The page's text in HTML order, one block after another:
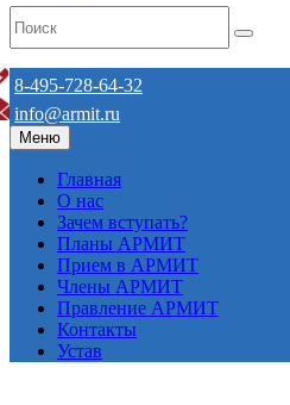
8-495-728-64-32
info@armit.ru
Меню
Главная
О нас
Зачем вступать?
Планы АРМИТ
Прием в АРМИТ
Члены АРМИТ
Правление АРМИТ
Контакты
Устав